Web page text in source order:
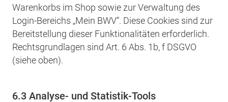
Warenkorbs im Shop sowie zur Verwaltung des
Login-Bereichs „Mein BWV“. Diese Cookies sind zur
Bereitstellung dieser Funktionalitäten erforderlich.
Rechtsgrundlagen sind Art. 6 Abs. 1b, f DSGVO
(siehe oben).
6.3 Analyse- und Statistik-Tools